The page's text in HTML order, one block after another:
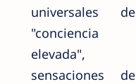
universales de
"conciencia
elevada",
sensaciones de